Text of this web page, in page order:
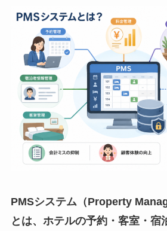
PMSシステム（Property
とは、ホテルの予約・客室・宿